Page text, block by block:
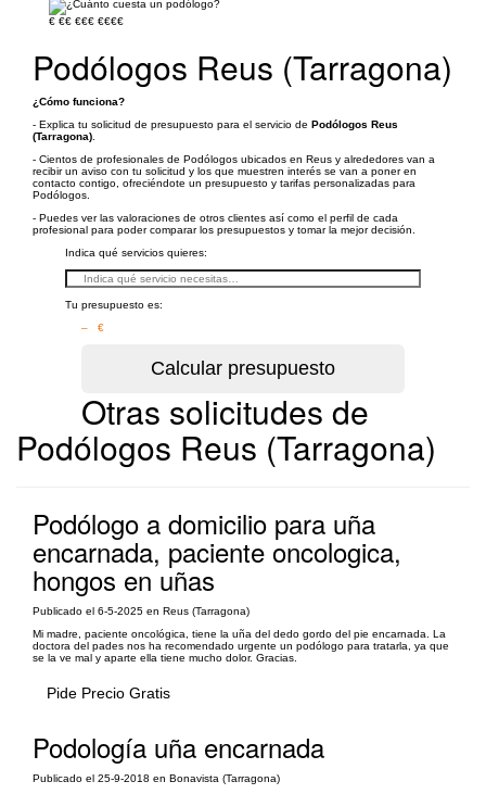
€ €€ €€€ €€€€
Podólogos Reus (Tarragona)
¿Cómo funciona?
- Explica tu solicitud de presupuesto para el servicio de Podólogos Reus
(Tarragona)
- Cientos de profesionales de Podólogos ubicados en Reus y alrededores van a
recibir un aviso con tu solicitud y los que muestren interés se van a poner en
contacto contigo, ofreciéndote un presupuesto y tarifas personalizadas para
Podólogos.
- Puedes ver las valoraciones de otros clientes así como el perfil de cada
profesional para poder comparar los presupuestos y tomar la mejor decisión.
Indica qué servicios quieres:
Tu presupuesto es:
– €
Otras solicitudes de
Podólogos Reus (Tarragona)
Podólogo a domicilio para uña
encarnada, paciente oncologica,
hongos en uñas
Publicado el 6-5-2025 en Reus (Tarragona)
Mi madre, paciente oncológica, tiene la uña del dedo gordo del pie encarnada. La
doctora del pades nos ha recomendado urgente un podólogo para tratarla, ya que
se la ve mal y aparte ella tiene mucho dolor. Gracias.
Pide Precio Gratis
Podología uña encarnada
Publicado el 25-9-2018 en Bonavista (Tarragona)